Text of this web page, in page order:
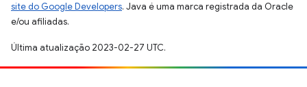
site do Google Developers. Java é uma marca registrada da Oracle
e/ou afiliadas.
Última atualização 2023-02-27 UTC.